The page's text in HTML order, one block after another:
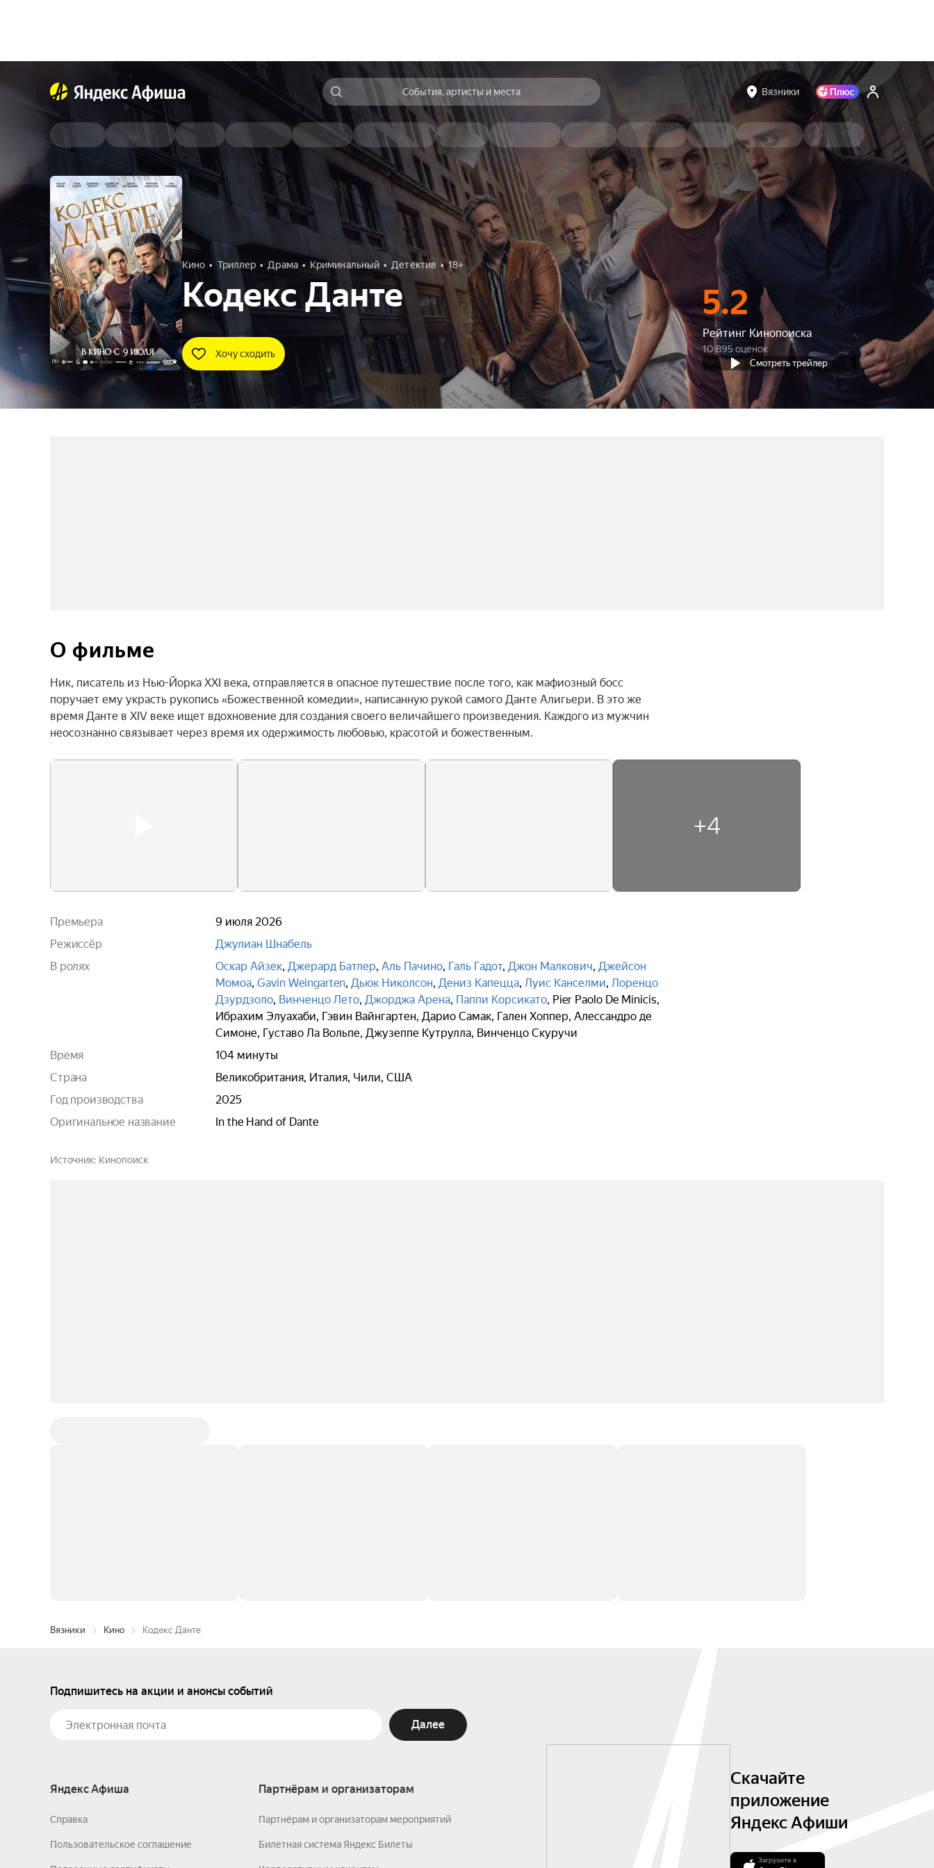
События, артисты и места Вязники
Кино Триллер Драма Криминальный Детектив 18+
Кодекс Данте
Хочу сходить
5.2
Рейтинг Кинопоиска
10 895 оценок
Смотреть трейлер
О фильме
Ник, писатель из Нью-Йорка XXI века, отправляется в опасное путешествие после того, как мафиозный босс
поручает ему украсть рукопись «Божественной комедии», написанную рукой самого Данте Алигьери. В это же
время Данте в XIV веке ищет вдохновение для создания своего величайшего произведения. Каждого из мужчин
неосознанно связывает через время их одержимость любовью, красотой и божественным.
+4
Премьера
9 июля 2026
Режиссёр
Джулиан Шнабель
В ролях
Оскар Айзек, Джерард Батлер, Аль Пачино, Галь Гадот, Джон Малкович, Джейсон
Момоа, Gavin Weingarten, Дьюк Николсон, Дениз Капецца, Луис Канселми, Лоренцо
Дзурдзоло, Винченцо Лето, Джорджа Арена, Паппи Корсикато, Pier Paolo De Minicis,
Ибрахим Элуахаби, Гэвин Вайнгартен, Дарио Самак, Гален Хоппер, Алессандро де
Симоне, Густаво Ла Вольпе, Джузеппе Кутрулла, Винченцо Скуручи
Время
104 минуты
Страна
Великобритания, Италия, Чили, США
Год производства
2025
Оригинальное название
In the Hand of Dante
Источник Кинопоиск
Вязники Кино Кодекс Данте
Подпишитесь на акции и анонсы событий
Далее
Яндекс Афиша
Справка
Пользовательское соглашение
Партнёрам и организаторам
Партнёрам и организаторам мероприятий
Билетная система Яндекс Билеты
Скачайте
приложение
Яндекс Афиши
Загрузите в